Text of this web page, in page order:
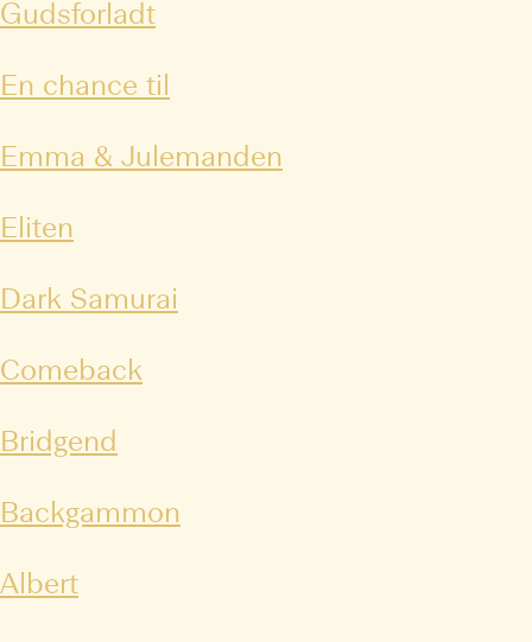
Gudsforladt
En chance til
Emma & Julemanden
Eliten
Dark Samurai
Comeback
Bridgend
Backgammon
Albert